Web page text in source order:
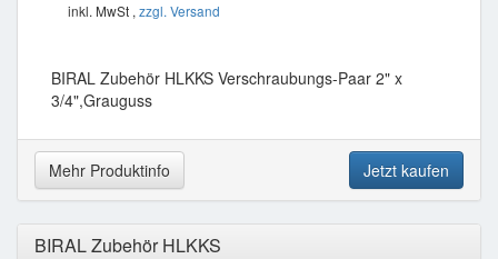
inkl. MwSt , zzgl. Versand
BIRAL Zubehör HLKKS Verschraubungs-Paar 2" x
3/4",Grauguss
Mehr Produktinfo Jetzt kaufen
BIRAL Zubehör HLKKS